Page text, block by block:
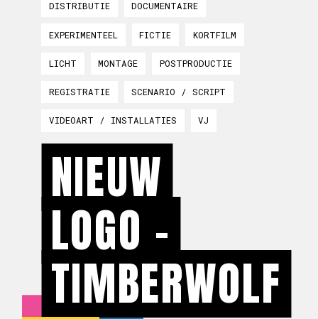
DISTRIBUTIE DOCUMENTAIRE
EXPERIMENTEEL FICTIE KORTFILM
LICHT MONTAGE POSTPRODUCTIE
REGISTRATIE SCENARIO / SCRIPT
VIDEOART / INSTALLATIES VJ
NIEUW
LOGO -
TIMBERWOLF